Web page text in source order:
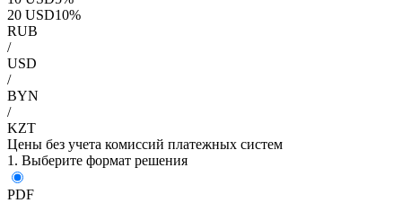
20 USD10%
RUB
/
USD
/
BYN
/
KZT
Цены без учета комиссий платежных систем
1. Выберите формат решения
PDF